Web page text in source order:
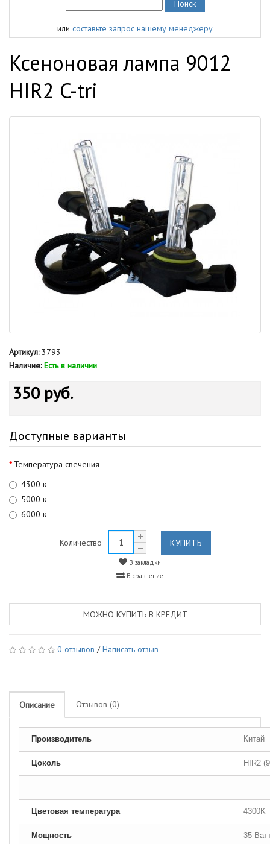
или составьте запрос нашему менеджеру
Ксеноновая лампа 9012
HIR2 C-tri
Артикул:3793
Наличие: Есть в наличии
350 руб.
Доступные варианты
Температура свечения
4300 к
5000 к
6000 к
Количество КУПИТЬ
В закладки
В сравнение
МОЖНО КУПИТЬ В КРЕДИТ
0 отзывов /Написать отзыв
Описание Отзывов (0)
Производитель Китай
Цоколь HIR2
Цветовая температура 4300K
Мощность 35